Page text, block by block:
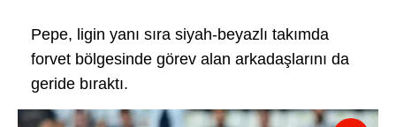
Pepe, ligin yanı sıra siyah-beyazlı takımda
forvet bölgesinde görev alan arkadaşlarını da
geride bıraktı.